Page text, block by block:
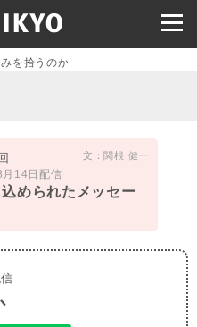
を拾うのか
14日配信
められたメッセー
文：関根 健一